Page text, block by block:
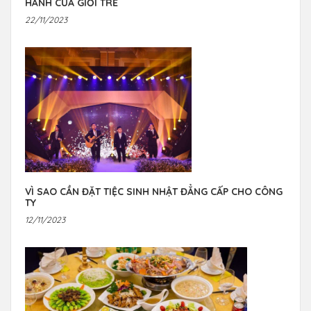
HÀNH CỦA GIỚI TRẺ
22/11/2023
VÌ SAO CẦN ĐẶT TIỆC SINH NHẬT ĐẲNG CẤP CHO CÔNG
TY
12/11/2023